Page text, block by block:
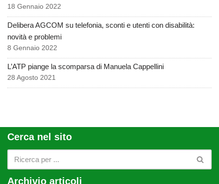
18 Gennaio 2022
Delibera AGCOM su telefonia, sconti e utenti con disabilità:
novità e problemi
8 Gennaio 2022
L’ATP piange la scomparsa di Manuela Cappellini
28 Agosto 2021
Cerca nel sito
Archivio articoli